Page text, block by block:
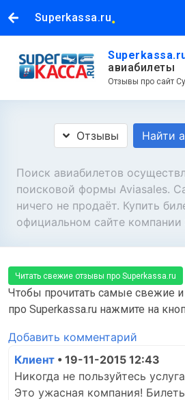
Superkassa.ru.
авиабилеты
Отзывы про сайт
Отзывы Найти
Поиск авиабилетов
поисковой формы Aviasales.
ничего не продаёт. Купить
официальном сайте компании
Читать свежие отзывы про Superkassa.ru
Чтобы прочитать самые свежие
про Superkassa.ru нажмите на
Добавить комментарий
Клиент • 19-11-2015 12:43
Никогда не пользуйтесь
Это ужасная компания!